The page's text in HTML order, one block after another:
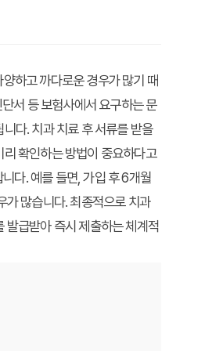
하고 까다로운 경우가 많기 때
서 등 보험사에서 요구하는 문
다. 치과 치료 후 서류를 받을
확인하는 방법이 중요하다고
다. 예를 들면, 가입 후 6개월
가 많습니다. 최종적으로 치과
발급받아 즉시 제출하는 체계적